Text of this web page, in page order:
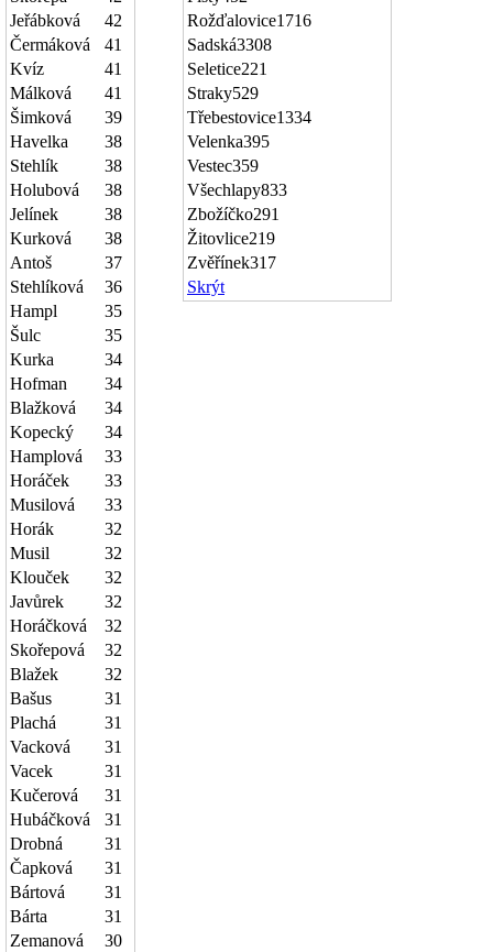
Jeřábková
42
Čermáková
41
Kvíz
41
Málková
41
Šimková
39
Havelka
38
Stehlík
38
Holubová
38
Jelínek
38
Kurková
38
Antoš
37
Stehlíková
36
Hampl
35
Šulc
35
Kurka
34
Hofman
34
Blažková
34
Kopecký
34
Hamplová
33
Horáček
33
Musilová
33
Horák
32
Musil
32
Klouček
32
Javůrek
32
Horáčková
32
Skořepová
32
Blažek
32
Bašus
31
Plachá
31
Vacková
31
Vacek
31
Kučerová
31
Hubáčková
31
Drobná
31
Čapková
31
Bártová
31
Bárta
31
Zemanová
30
Rožďalovice1716
Sadská3308
Seletice221
Straky529
Třebestovice1334
Velenka395
Vestec359
Všechlapy833
Zbožíčko291
Žitovlice219
Zvěřínek317
Skrýt